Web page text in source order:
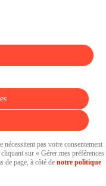
pas votre consentement
sur « Gérer mes préférences
de page, à côté de notre politique